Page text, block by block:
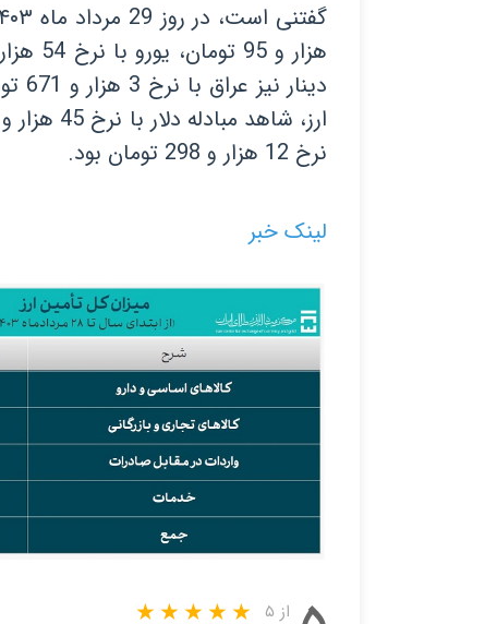
نرخ 12 هزار و 298 تومان بود.
لینک خبر
از ۵